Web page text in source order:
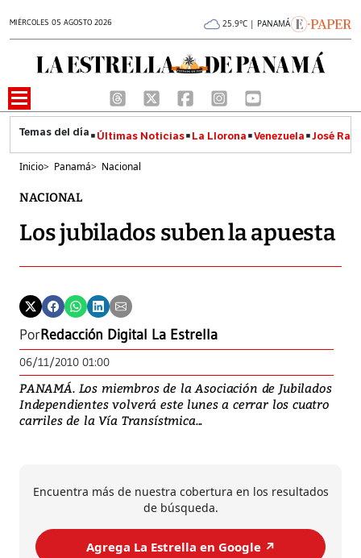
MIÉRCOLES 05 AGOSTO 2026 25.9°C | PANAMÁ
Últimas Noticias La Llorona Venezuela José
Inicio> Panamá> Nacional
NACIONAL
Los jubilados suben la apuesta
PorRedacción Digital La Estrella
06/11/2010 01:00
PANAMÁ. Los miembros de la Asociación de Jubilados
Independientes volverá este lunes a cerrar los cuatro
carriles de la Vía Transístmica...
Encuentra más de nuestra cobertura en los resultados
de búsqueda.
Agrega La Estrella en Google ↗️